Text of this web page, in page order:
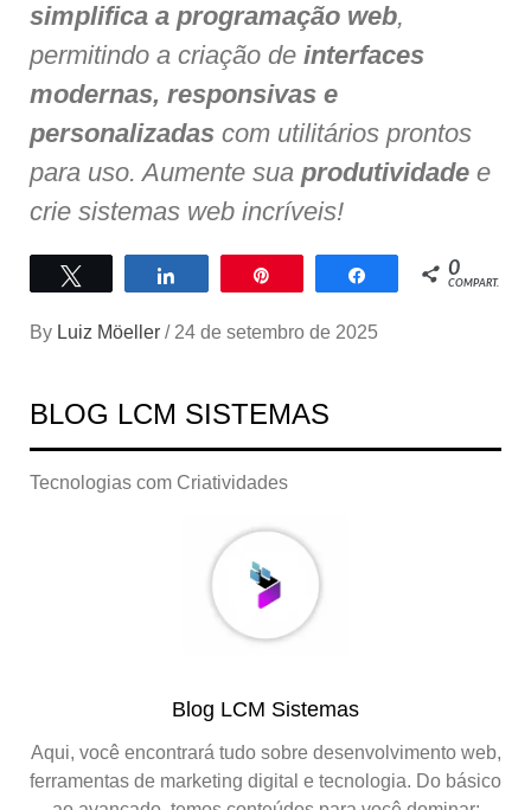
simplifica a programação web,
permitindo a criação de interfaces
modernas, responsivas e
personalizadas com utilitários prontos
para uso. Aumente sua produtividade e
crie sistemas web incríveis!
Compartilhar Compartilhar
0
COMPART.
By Luiz Möeller / 24 de setembro de 2025
BLOG LCM SISTEMAS
Tecnologias com Criatividades
Blog LCM Sistemas
Aqui, você encontrará tudo sobre desenvolvimento web,
ferramentas de marketing digital e tecnologia. Do básico